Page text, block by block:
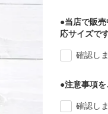
●当店で販
応サイズで
確認し
●注意事項
確認し